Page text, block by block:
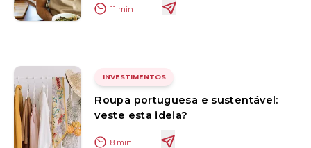
11 min
INVESTIMENTOS
Roupa portuguesa e sustentável:
veste esta ideia?
8 min